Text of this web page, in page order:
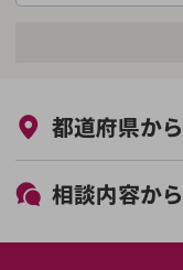
初回相談無料
都道府県から
北海道・東北
北海道
関東
相談内容から